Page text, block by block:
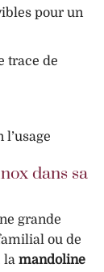
pour un
trace de
dans sa
grande
ou de
la mandoline